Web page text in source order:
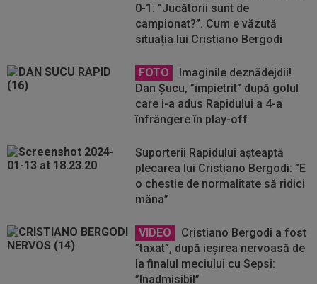
0-1: ”Jucătorii sunt de
campionat?”. Cum e văzută
situația lui Cristiano Bergodi
FOTO
Imaginile deznădejdii!
Dan Șucu, ”împietrit” după golul
care i-a adus Rapidului a 4-a
înfrângere în play-off
Suporterii Rapidului așteaptă
plecarea lui Cristiano Bergodi: ”E
o chestie de normalitate să ridici
mâna”
VIDEO
Cristiano Bergodi a fost
”taxat”, după ieșirea nervoasă de
la finalul meciului cu Sepsi:
”Inadmisibil”